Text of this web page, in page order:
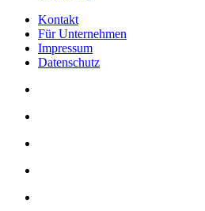
Kontakt
Für Unternehmen
Impressum
Datenschutz